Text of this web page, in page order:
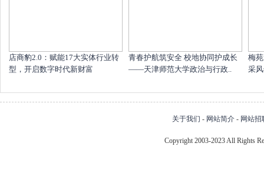
店商豹2.0：赋能17大实体行业转
型，开启数字时代新财富
青春护航筑安全 校地协同护成长
——天津师范大学政治与行政..
梅
采
关于我们 - 网站简介 - 网站招
Copyright 2003-2023 All Rights